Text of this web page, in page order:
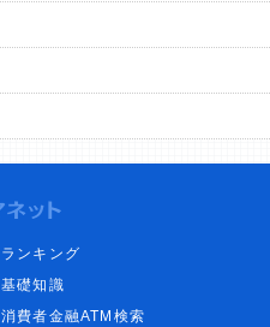
ランキング
基礎知識
消費者金融ATM検索